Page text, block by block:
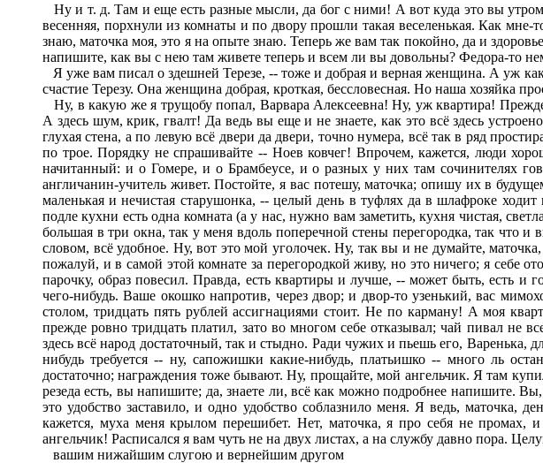
Ну и т. д. Там и еще есть разные мысли, да бог с ними! А вот куда это вы
весенняя, порхнули из комнаты и по двору прошли такая веселенькая. Как
знаю, маточка моя, это я на опыте знаю. Теперь же вам так покойно, да и
напишите, как вы с нею там живете теперь и всем ли вы довольны? Федора-то
Я уже вам писал о здешней Терезе, -- тоже и добрая и верная женщина. А уж
счастие Терезу. Она женщина добрая, кроткая, бессловесная. Но наша хозяйка
Ну, в какую же я трущобу попал, Варвара Алексеевна! Ну, уж квартира!
А здесь шум, крик, гвалт! Да ведь вы еще и не знаете, как это всё здесь
глухая стена, а по левую всё двери да двери, точно нумера, всё так в ряд
по трое. Порядку не спрашивайте -- Ноев ковчег! Впрочем, кажется, люди
начитанный: и о Гомере, и о Брамбеусе, и о разных у них там сочинителях
англичанин-учитель живет. Постойте, я вас потешу, маточка; опишу их в
маленькая и нечистая старушонка, -- целый день в туфлях да в шлафроке
подле кухни есть одна комната (а у нас, нужно вам заметить, кухня чистая,
большая в три окна, так у меня вдоль поперечной стены перегородка, так что
словом, всё удобное. Ну, вот это мой уголочек. Ну, так вы и не думайте,
пожалуй, и в самой этой комнате за перегородкой живу, но это ничего; я себе
парочку, образ повесил. Правда, есть квартиры и лучше, -- может быть, есть и
чего-нибудь. Ваше окошко напротив, через двор; и двор-то узенький, вас
столом, тридцать пять рублей ассигнациями стоит. Не по карману! А моя
прежде ровно тридцать платил, зато во многом себе отказывал; чай пивал не
здесь всё народ достаточный, так и стыдно. Ради чужих и пьешь его, Варенька,
нибудь требуется -- ну, сапожишки какие-нибудь, платьишко -- много ль
достаточно; награждения тоже бывают. Ну, прощайте, мой ангельчик. Я там
резеда есть, вы напишите; да, знаете ли, всё как можно подробнее напишите.
это удобство заставило, и одно удобство соблазнило меня. Я ведь, маточка,
кажется, муха меня крылом перешибет. Нет, маточка, я про себя не промах,
ангельчик! Расписался я вам чуть не на двух листах, а на службу давно пора.
вашим нижайшим слугою и вернейшим другом